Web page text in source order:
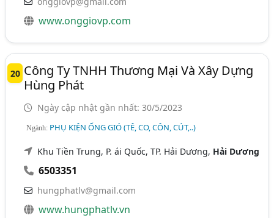
www.onggiovp.com
20 Công Ty TNHH Thương Mại Và Xây Dựng
Hùng Phát
Ngày cập nhật gần nhất: 30/5/2023
Ngành: PHỤ KIỆN ỐNG GIÓ (TÊ, CO, CÔN, CÚT,..)
Khu Tiền Trung, P. ái Quốc, TP. Hải Dương, Hải Dương
6503351
hungphatlv@gmail.com
www.hungphatlv.vn